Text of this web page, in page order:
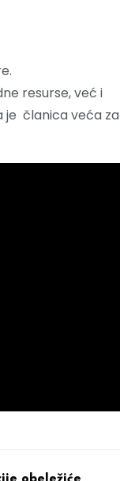
resurse, već i
je članica veća za